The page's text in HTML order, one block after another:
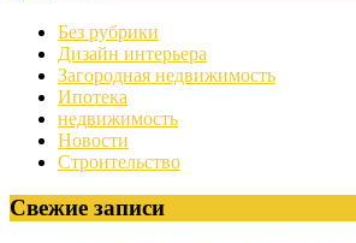
Без рубрики
Дизайн интерьера
Загородная недвижимость
Ипотека
недвижимость
Новости
Строительство
Свежие записи